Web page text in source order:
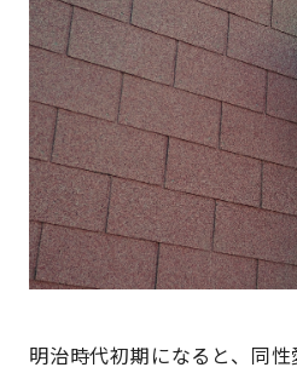
明治時代初期になると、同